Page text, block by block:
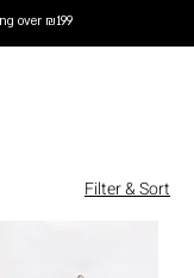
over ₪199
Filter & Sort